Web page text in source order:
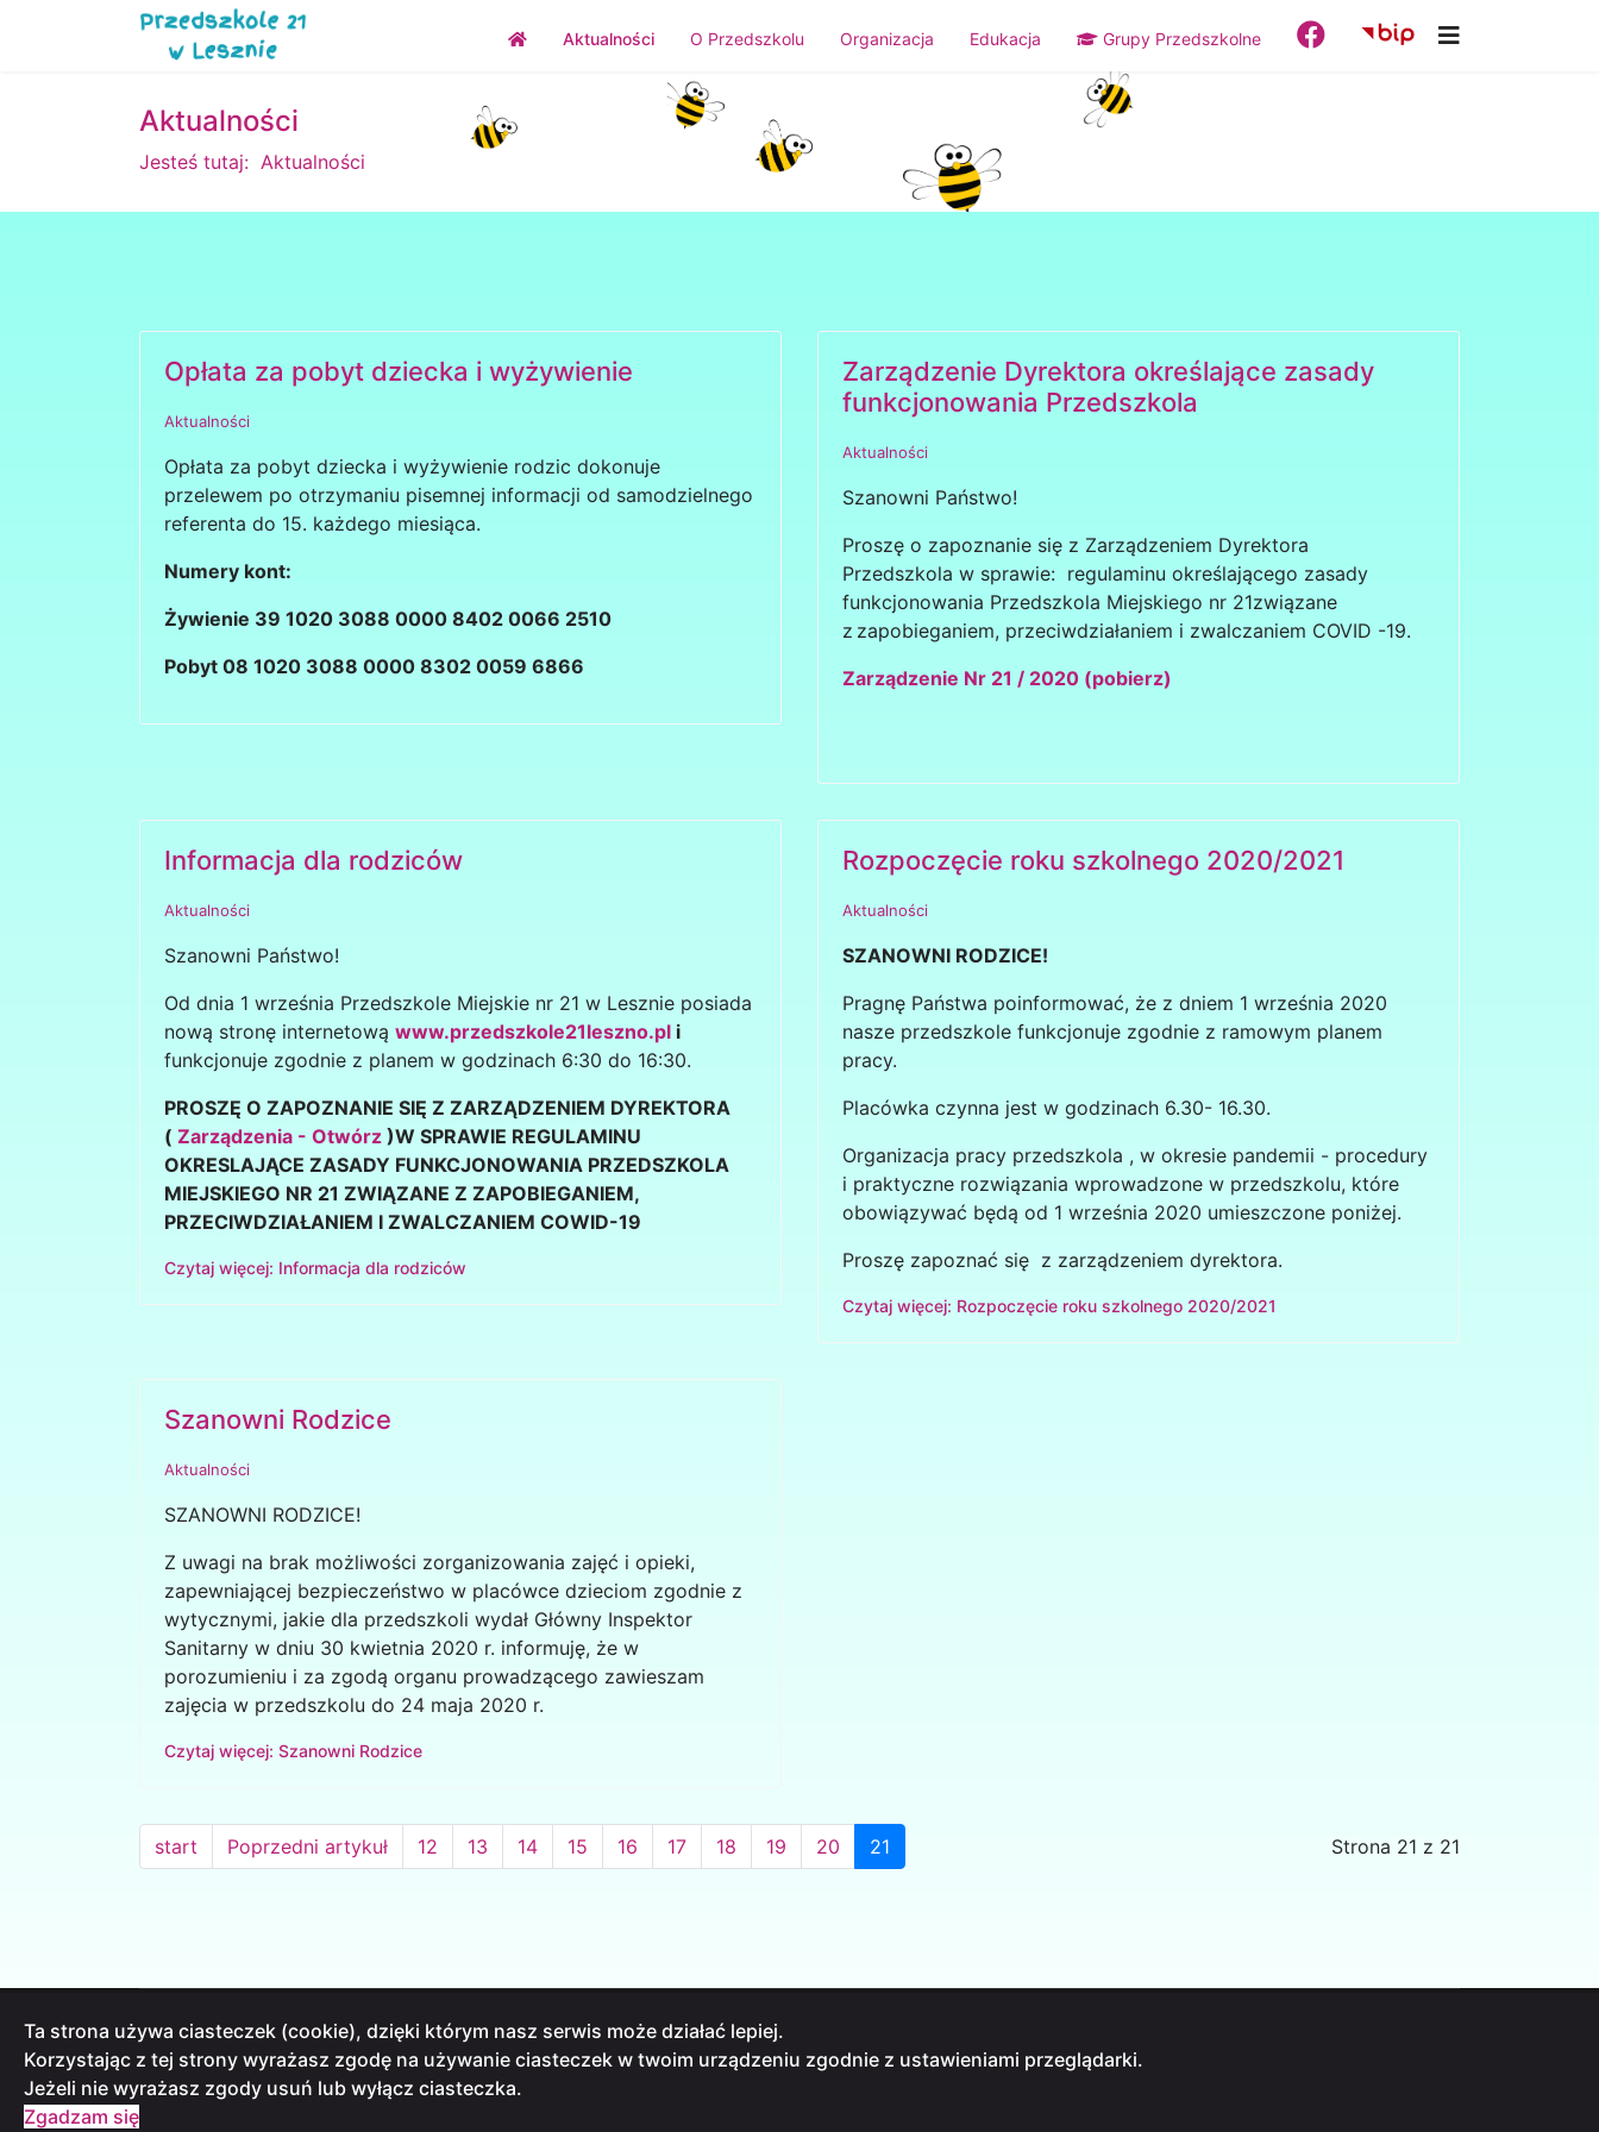
Aktualności O Przedszkolu Organizacja Edukacja Grupy Przedszkolne
Aktualności
Jesteś tutaj: Aktualności
Opłata za pobyt dziecka i wyżywienie
Aktualności
Opłata za pobyt dziecka i wyżywienie rodzic dokonuje
przelewem po otrzymaniu pisemnej informacji od samodzielnego
referenta do 15. każdego miesiąca.
Numery kont:
Żywienie 39 1020 3088 0000 8402 0066 2510
Pobyt 08 1020 3088 0000 8302 0059 6866
Zarządzenie Dyrektora określające zasady
funkcjonowania Przedszkola
Aktualności
Szanowni Państwo!
Proszę o zapoznanie się z Zarządzeniem Dyrektora
Przedszkola w sprawie: regulaminu określającego zasady
funkcjonowania Przedszkola Miejskiego nr 21związane
z zapobieganiem, przeciwdziałaniem i zwalczaniem COVID -19.
Zarządzenie Nr 21 / 2020 (pobierz)
Informacja dla rodziców
Aktualności
Szanowni Państwo!
Od dnia 1 września Przedszkole Miejskie nr 21 w Lesznie posiada
nową stronę internetową www.przedszkole21leszno.pl i
funkcjonuje zgodnie z planem w godzinach 6:30 do 16:30.
PROSZĘ O ZAPOZNANIE SIĘ Z ZARZĄDZENIEM DYREKTORA
( Zarządzenia - Otwórz )W SPRAWIE REGULAMINU
OKRESLAJĄCE ZASADY FUNKCJONOWANIA PRZEDSZKOLA
MIEJSKIEGO NR 21 ZWIĄZANE Z ZAPOBIEGANIEM,
PRZECIWDZIAŁANIEM I ZWALCZANIEM COWID-19
Czytaj więcej: Informacja dla rodziców
Rozpoczęcie roku szkolnego 2020/2021
Aktualności
SZANOWNI RODZICE!
Pragnę Państwa poinformować, że z dniem 1 września 2020
nasze przedszkole funkcjonuje zgodnie z ramowym planem
pracy.
Placówka czynna jest w godzinach 6.30- 16.30.
Organizacja pracy przedszkola , w okresie pandemii - procedury
i praktyczne rozwiązania wprowadzone w przedszkolu, które
obowiązywać będą od 1 września 2020 umieszczone poniżej.
Proszę zapoznać się z zarządzeniem dyrektora.
Czytaj więcej: Rozpoczęcie roku szkolnego 2020/2021
Szanowni Rodzice
Aktualności
SZANOWNI RODZICE!
Z uwagi na brak możliwości zorganizowania zajęć i opieki,
zapewniającej bezpieczeństwo w placówce dzieciom zgodnie z
wytycznymi, jakie dla przedszkoli wydał Główny Inspektor
Sanitarny w dniu 30 kwietnia 2020 r. informuję, że w
porozumieniu i za zgodą organu prowadzącego zawieszam
zajęcia w przedszkolu do 24 maja 2020 r.
Czytaj więcej: Szanowni Rodzice
start Poprzedni artykuł 12 13 14 15 16 17 18 19 20 21 Strona 21 z 21
INFORMACJA O PRZETWARZANIU DANYCH
DEKLARACJE DOSTĘPNOŚCI
STANDARDY OCHRONY MAŁOLETNICH
Ta strona używa ciasteczek (cookie), dzięki którym nasz serwis może działać lepiej.
Korzystając z tej strony wyrażasz zgodę na używanie ciasteczek w twoim urządzeniu zgodnie z ustawieniami przeglądarki.
Jeżeli nie wyrażasz zgody usuń lub wyłącz ciasteczka.
Zgadzam się